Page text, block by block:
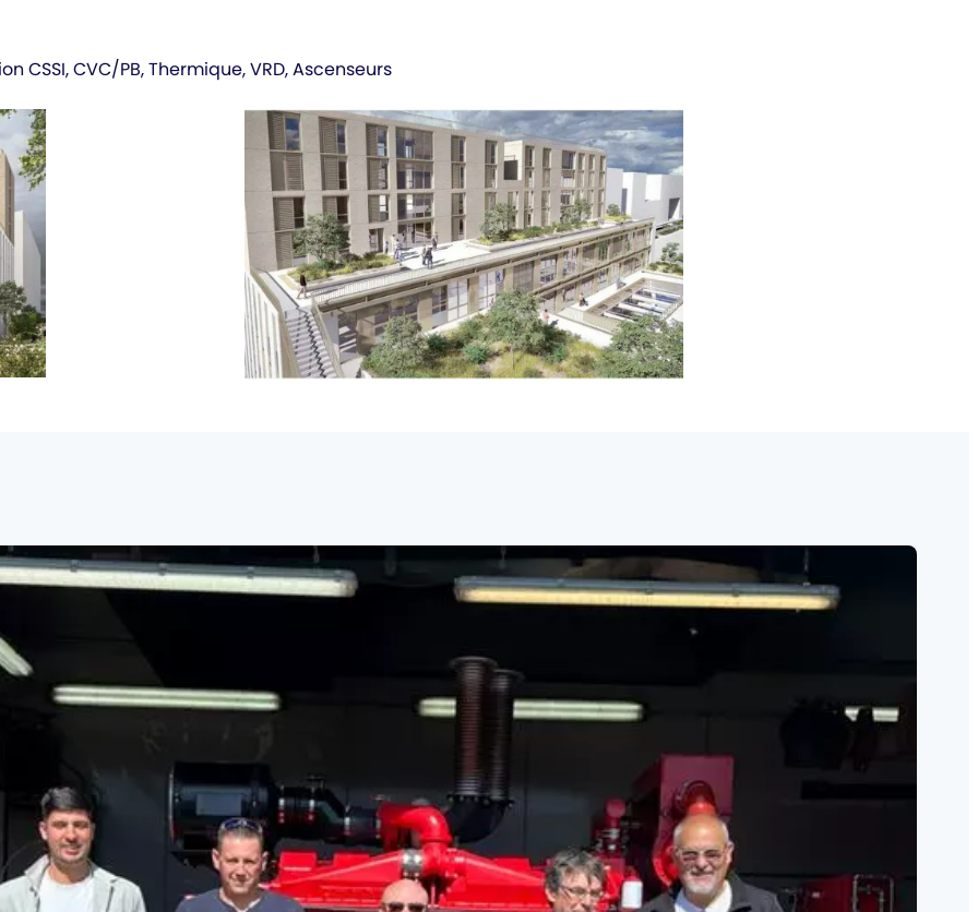
CSSI, CVC/PB, Thermique, VRD, Ascenseurs